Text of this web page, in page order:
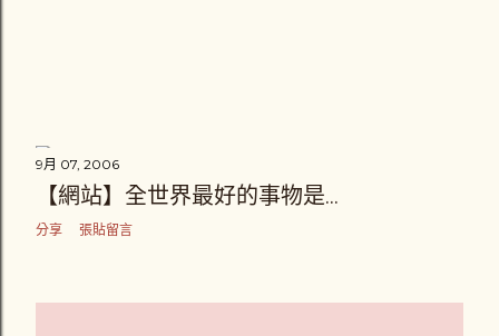
9月 07, 2006
【網站】全世界最好的事物是...
分享 張貼留言